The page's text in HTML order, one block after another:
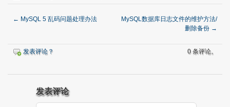
← MySQL 5 乱码问题处理办法
MySQL数据库日志文件的维护方法/
删除备份 →
发表评论？ 0 条评论。
发表评论